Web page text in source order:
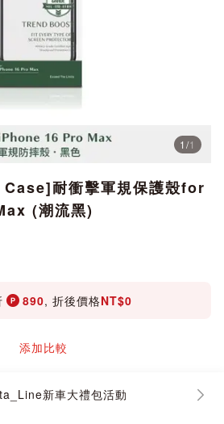
1 /1
Case]耐衝擊軍規保護殼for
(潮流黑)
890, 折後價格NT$0
添加比較
新車大禮包活動